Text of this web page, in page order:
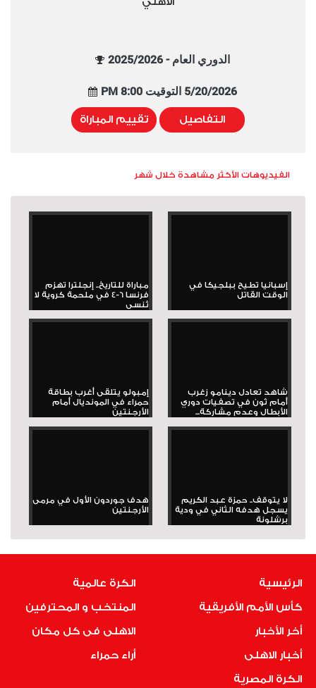
الدوري العام - 2025/2026
5/20/2026 التوقيت 8:00 PM
التفاصيل تقييم المباراة
الفيديوهات الأكثر مشاهدة خلال شهر
إسبانيا تطيح ببلجيكا في
الوقت القاتل
مباراة للتاريخ.. إنجلترا تهزم
فرنسا 6-4 في ملحمة كروية لا
تُنسى
شاهد تعادل دينامو زغرب
أمام ثون في تصفيات دوري
الأبطال وعدم مشاركة...
إمبولو يتلقى أغرب بطاقة
حمراء في المونديال أمام
الأرجنتين
لا يتوقف.. حمزة عبد الكريم
يسجل هدفه الثاني في ودية
برشلونة
هدف جوردون الأول في مرمى
الأرجنتين
الرئيسية
كأس الأمم الأفريقية
أخر الأخبار
أخبار الاهلى
الكرة المصرية
الكرة عالمية
المنتخب و المحترفين
الاهلى فى كل مكان
أراء حمراء